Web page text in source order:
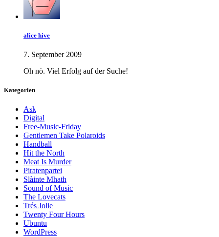
alice hive
7. September 2009
Oh nö. Viel Erfolg auf der Suche!
Kategorien
Ask
Digital
Free-Music-Friday
Gentlemen Take Polaroids
Handball
Hit the North
Meat Is Murder
Piratenpartei
Slàinte Mhath
Sound of Music
The Lovecats
Trés Jolie
Twenty Four Hours
Ubuntu
WordPress